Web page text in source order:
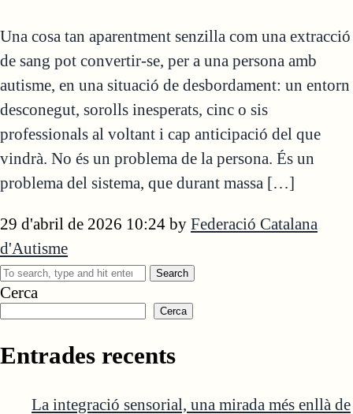
Una cosa tan aparentment senzilla com una extracció
de sang pot convertir-se, per a una persona amb
autisme, en una situació de desbordament: un entorn
desconegut, sorolls inesperats, cinc o sis
professionals al voltant i cap anticipació del que
vindrà. No és un problema de la persona. És un
problema del sistema, que durant massa […]
29 d'abril de 2026 10:24 by Federació Catalana
d'Autisme
Search
Cerca
Cerca
Entrades recents
La integració sensorial, una mirada més enllà de